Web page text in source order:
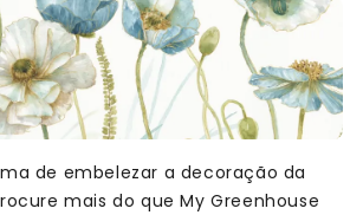
de embelezar a decoração da
mais do que My Greenhouse